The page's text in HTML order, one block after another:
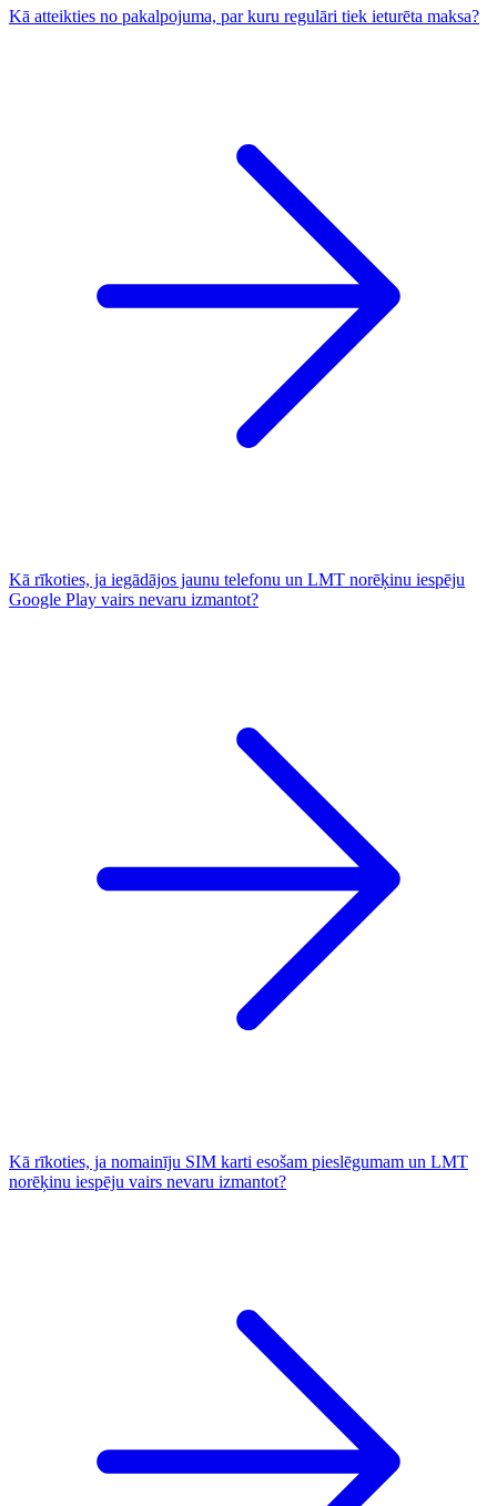
Kā atteikties no pakalpojuma, par kuru regulāri tiek ieturēta maksa?
Kā rīkoties, ja iegādājos jaunu telefonu un LMT norēķinu iespēju
Google Play vairs nevaru izmantot?
Kā rīkoties, ja nomainīju SIM karti esošam pieslēgumam un LMT
norēķinu iespēju vairs nevaru izmantot?